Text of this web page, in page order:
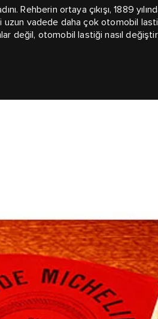
Rehberin ortaya çıkışı, 1889
vadede daha çok otomobil
otomobil lastiği nasıl